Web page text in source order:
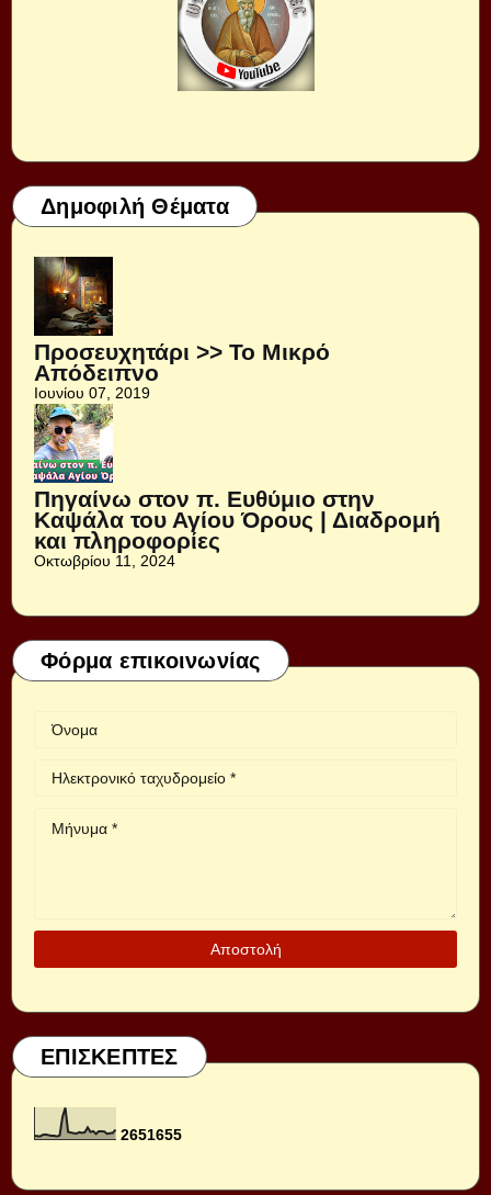
Δημοφιλή Θέματα
Προσευχητάρι >> Το Μικρό
Απόδειπνο
Ιουνίου 07, 2019
Πηγαίνω στον π. Ευθύμιο στην
Καψάλα του Αγίου Όρους | Διαδρομή
και πληροφορίες
Οκτωβρίου 11, 2024
Φόρμα επικοινωνίας
ΕΠΙΣΚΕΠΤΕΣ
2651655